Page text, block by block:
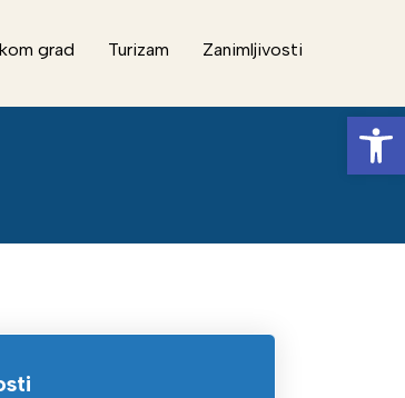
grad Turizam
Zanimljivosti